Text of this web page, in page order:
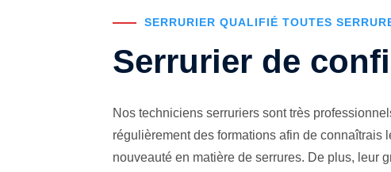
SERRURIER QUALIFIÉ TOUTES
Serrurier de
Nos techniciens serruriers sont très
régulièrement des formations afin de connaîtrais
nouveauté en matière de serrures. De plus, leur